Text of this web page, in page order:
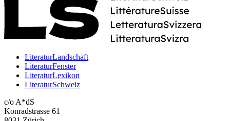
LiteraturLandschaft
LiteraturFenster
LiteraturLexikon
LiteraturSchweiz
c/o A*dS
Konradstrasse 61